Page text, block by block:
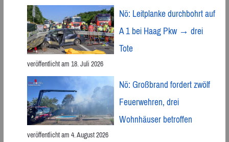
Nö: Leitplanke durchbohrt auf
A 1 bei Haag Pkw → drei
Tote
veröffentlicht am 18. Juli 2026
Nö: Großbrand fordert zwölf
Feuerwehren, drei
Wohnhäuser betroffen
veröffentlicht am 4. August 2026